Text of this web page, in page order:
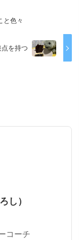
と色々
を持つ
し）
コーチ